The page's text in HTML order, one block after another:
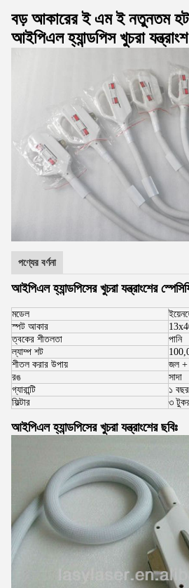
বড় আকারের ই এম ই নতুনতম
আইপিএল হ্যান্ডপিস খুচরা
পণ্যের বর্ণনা
আইপিএল হ্যান্ডপিসের খুচরা যন্ত্রাংশের
মডেল
স্পট আকার
ত্বকের শীতলতা
পানি
ল্যাম্প শট
শীতল করার উপায়
জল +
রঙ
সাদা
গ্যারান্টি
১ বছর
ফিল্টার
৩
আইপিএল হ্যান্ডপিসের খুচরা যন্ত্রাংশের ছবিঃ